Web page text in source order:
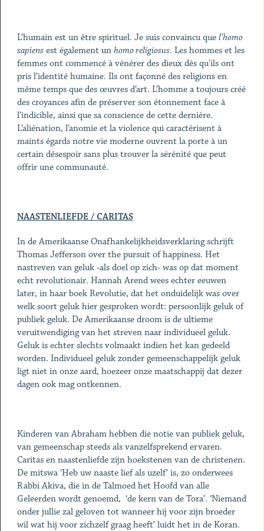
L’humain est un être spirituel. Je suis convaincu que l’homo
sapiensest également un homo religiosus. Les hommes et les
femmes ont commencé à vénérer des dieux dès qu'ils ont
pris l’identité humaine. Ils ont façonné des religions en
même temps que des œuvres d’art. L’homme a toujours créé
des croyances afin de préserver son étonnement face à
l’indicible, ainsi que sa conscience de cette dernière.
L’aliénation, l’anomie et la violence qui caractérisent à
maints égards notre vie moderne ouvrent la porte à un
certain désespoir sans plus trouver la sérénité que peut
offrir une communauté.
NAASTENLIEFDE / CARITAS
In de Amerikaanse Onafhankelijkheidsverklaring schrijft
Thomas Jefferson over the pursuit of happiness. Het
nastreven van geluk -als doel op zich- was op dat moment
echt revolutionair. Hannah Arend wees echter eeuwen
later, in haar boek Revolutie, dat het onduidelijk was over
welk soort geluk hier gesproken wordt: persoonlijk geluk of
publiek geluk. De Amerikaanse droom is de ultieme
veruitwendiging van het streven naar individueel geluk.
Geluk is echter slechts volmaakt indien het kan gedeeld
worden. Individueel geluk zonder gemeenschappelijk geluk
ligt niet in onze aard, hoezeer onze maatschappij dat dezer
dagen ook mag ontkennen.
Kinderen van Abraham hebben die notie van publiek geluk,
van gemeenschap steeds als vanzelfsprekend ervaren.
Caritas en naastenliefde zijn hoekstenen van de christenen.
De mitswa ‘Heb uw naaste lief als uzelf’ is, zo onderwees
Rabbi Akiva, die in de Talmoed het Hoofd van alle
Geleerden wordt genoemd, ‘de kern van de Tora’. ‘Niemand
onder jullie zal geloven tot wanneer hij voor zijn broeder
wil wat hij voor zichzelf graag heeft’ luidt het in de Koran.